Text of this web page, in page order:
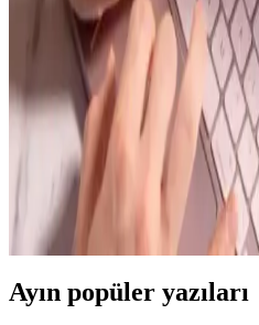
Apple TV ve HomePod Mini'nin
zekâ ve donanım özellikleriyle
Kullanıcılar performans ve
MacBook Neo İncelemesi:
Bilgisayarda Performans
MacBook Neo, uygun fiyatıyla
performans ve dayanıklılık
işlemcisiyle dikkat çeken cihaz,
standartlarıyla öne çıkıyor.
Ayın popüler yazıları